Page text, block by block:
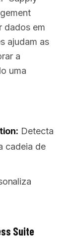
dados em
ajudam as
a
uma
Detecta
cadeia de
Suite